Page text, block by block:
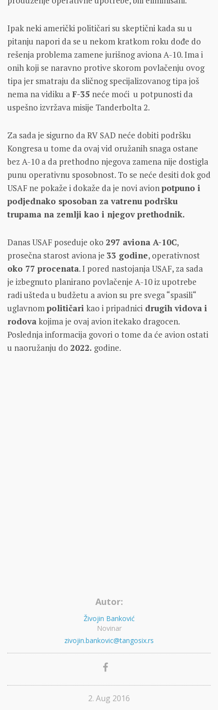
Ipak neki američki političari su skeptični kada su u
pitanju napori da se u nekom kratkom roku dođe do
rešenja problema zamene jurišnog aviona A-10. Ima i
onih koji se naravno protive skorom povlačenju ovog
tipa jer smatraju da sličnog specijalizovanog tipa još
nema na vidiku aF-35 neće moći u potpunosti da
uspešno izvržava misije Tanderbolta 2.
Za sada je sigurno da RV SAD neće dobiti podršku
Kongresa u tome da ovaj vid oružanih snaga ostane
bez A-10 a da prethodno njegova zamena nije dostigla
punu operativnu sposobnost. To se neće desiti dok god
USAF ne pokaže i dokaže da je novi avionpotpuno i
podjednako sposoban za vatrenu podršku
trupama na zemlji kao i njegov prethodnik.
Danas USAF poseduje oko 297 aviona A-10C,
prosečna starost aviona je 33 godine, operativnost
oko 77 procenata. I pored nastojanja USAF, za sada
je izbegnuto planirano povlačenje A-10 iz upotrebe
radi ušteda u budžetu a avion su pre svega “spasili“
uglavnompolitičari kao i pripadnici drugih vidova i
rodovakojima je ovaj avion itekako dragocen.
Poslednja informacija govori o tome da će avion ostati
u naoružanju do 2022. godine.
Autor:
Živojin Banković
Novinar
zivojin.bankovic@tangosix.rs
2. Aug 2016